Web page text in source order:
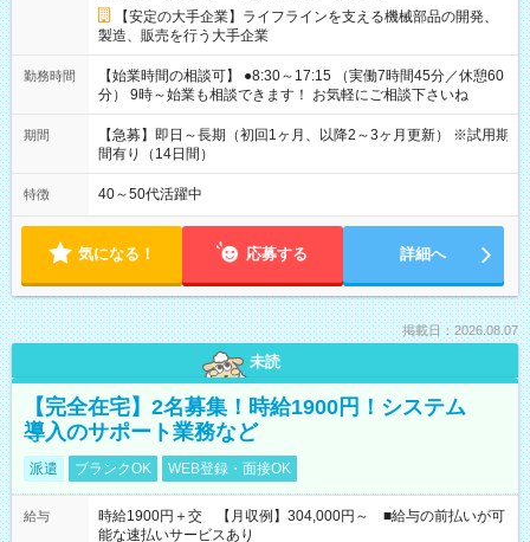
【安定の大手企業】ライフラインを支える機械部品の開発、
製造、販売を行う大手企業
勤務時間
【始業時間の相談可】 ●8:30～17:15 （実働7時間45分／休憩60
分） 9時～始業も相談できます！ お気軽にご相談下さいね
期間
【急募】即日～長期（初回1ヶ月、以降2～3ヶ月更新） ※試用期
間有り（14日間）
特徴 40～50代活躍中
気になる！ 応募する 詳細へ
掲載日：2026.08.07
未読
【完全在宅】2名募集！時給1900円！システム
導入のサポート業務など
派遣 ブランクOK WEB登録・面接OK
給与
時給1900円＋交 【月収例】304,000円～ ■給与の前払いが可
能な速払いサービスあり